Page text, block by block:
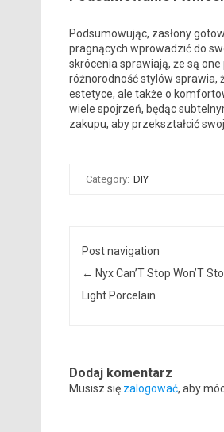
Podsumowując, zasłony
pragnących wprowadzić do
skrócenia sprawiają, że są
różnorodność stylów sprawia,
estetyce, ale także o
wiele spojrzeń, będąc
zakupu, aby przekształcić
Category: DIY
Post navigation
← Nyx Can’T Stop Won’T
Light Porcelain
Dodaj komentarz
Musisz się zalogować, aby